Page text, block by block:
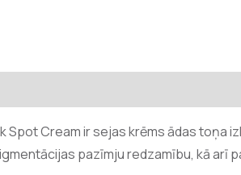
Spot Cream ir sejas krēms ādas toņa
pazīmju redzamību, kā arī